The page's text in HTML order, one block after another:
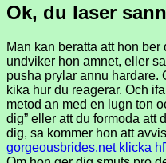
Ok, du laser sann
Man kan beratta att hon
undviker hon amnet, eller
pusha prylar annu hardare.
kika hur du reagerar. Och
metod an med en lugn ton
dig” eller att du formoda att
dig, sa kommer hon att
gorgeousbrides.net klicka